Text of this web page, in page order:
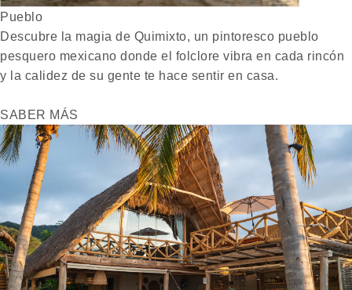
Pueblo
Descubre la magia de Quimixto, un pintoresco pueblo
pesquero mexicano donde el folclore vibra en cada rincón
y la calidez de su gente te hace sentir en casa.
SABER MÁS